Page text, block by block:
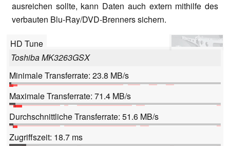
ausreichen sollte, kann Daten auch extern mithilfe des
verbauten Blu-Ray/DVD-Brenners sichern.
HD Tune
Toshiba MK3263GSX
Minimale Transferrate: 23.8 MB/s
Maximale Transferrate: 71.4 MB/s
Durchschnittliche Transferrate: 51.6 MB/s
Zugriffszeit: 18.7 ms